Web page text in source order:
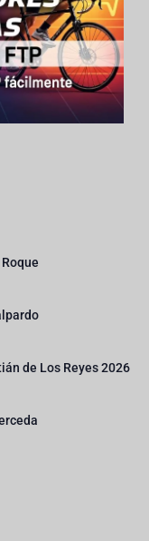
de Los Reyes 2026